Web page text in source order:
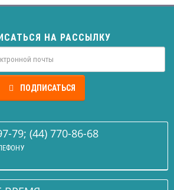
НА РАССЫЛКУ
ПОДПИСАТЬСЯ
79; (44) 770-86-68